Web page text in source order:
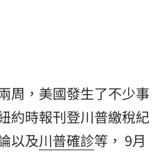
周，美國發生了不少事
約時報刊登川普繳稅紀
以及川普確診等， 9月